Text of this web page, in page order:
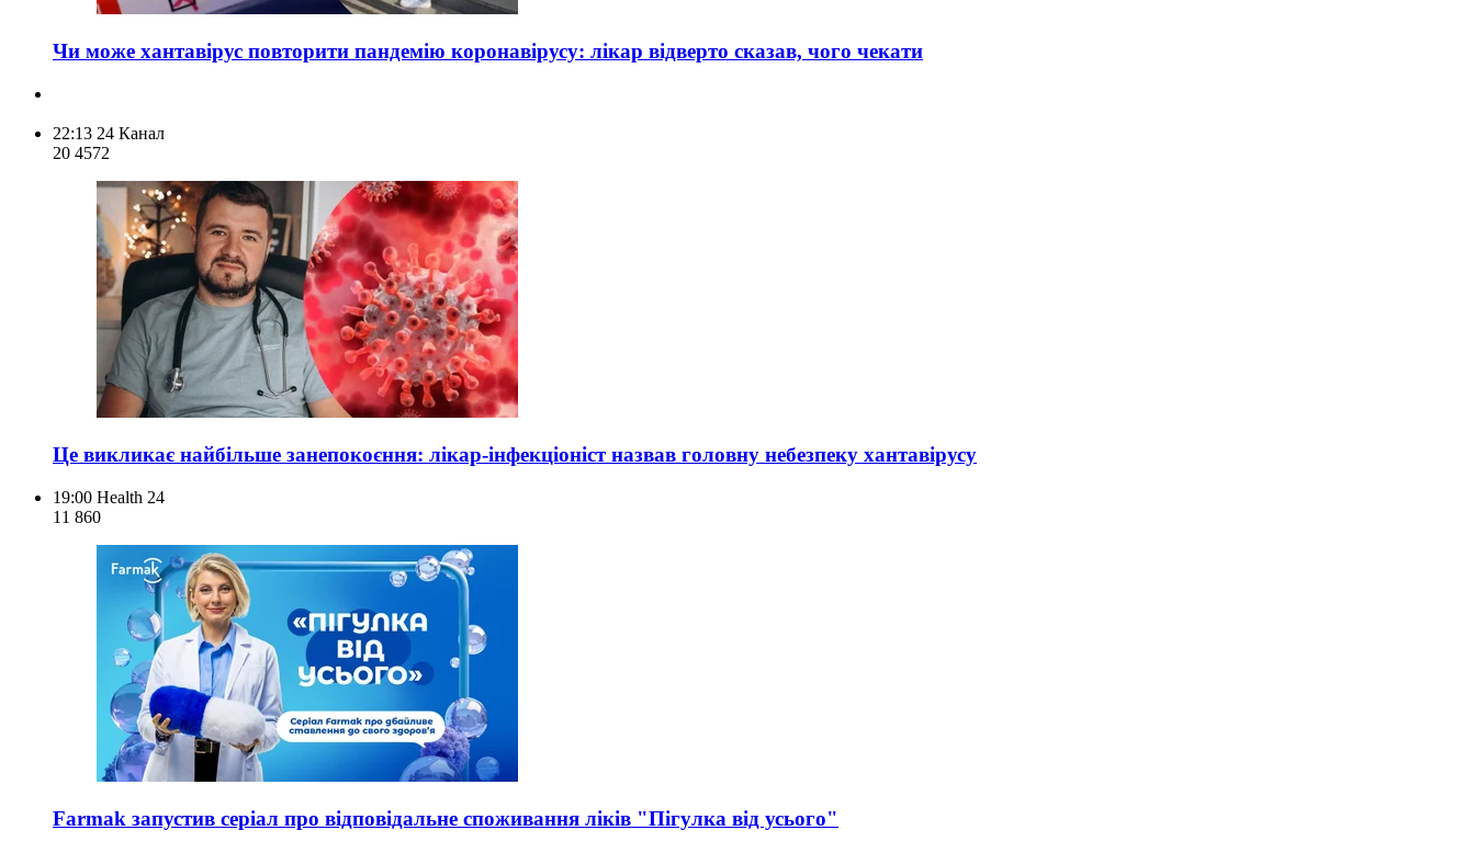
Чи може хантавірус повторити пандемію коронавірусу: лікар відверто сказав, чого чекати
22:13 24 Канал
20 4572
Це викликає найбільше занепокоєння: лікар-інфекціоніст назвав головну небезпеку хантавірусу
19:00 Health 24
11 860
Farmak запустив серіал про відповідальне споживання ліків "Пігулка від усього"